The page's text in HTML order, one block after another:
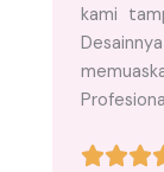
kami